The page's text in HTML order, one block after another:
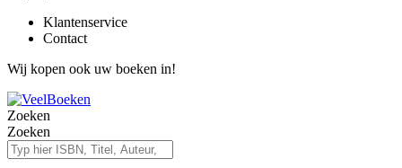
Klantenservice
Contact
Wij kopen ook uw boeken in!
Zoeken
Zoeken